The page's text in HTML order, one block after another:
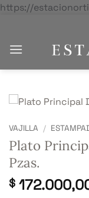
https://
VAJILLA /
Plato
Pzas.
$